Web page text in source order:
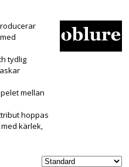
tydlig
mellan
hoppas
kärlek,